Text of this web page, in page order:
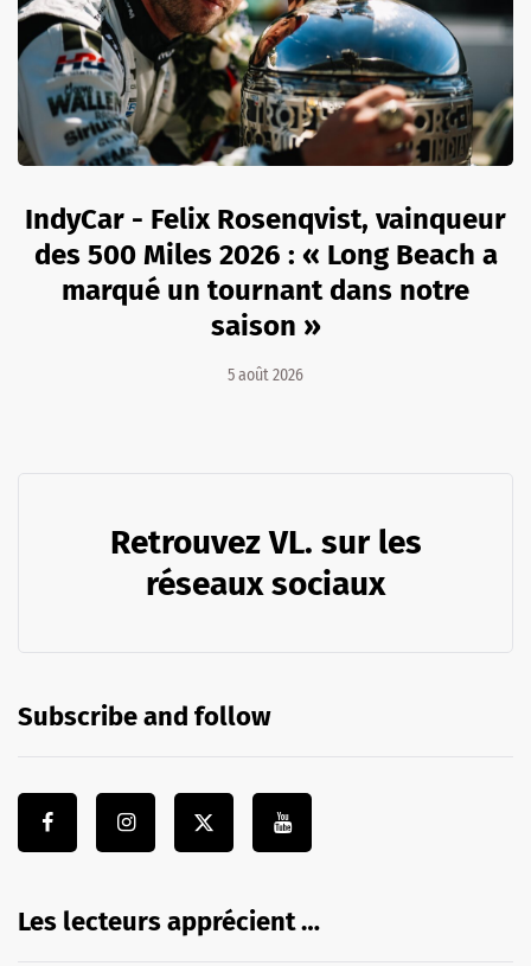
IndyCar - Felix Rosenqvist, vainqueur
des 500 Miles 2026 : « Long Beach a
marqué un tournant dans notre
saison »
5 août 2026
Retrouvez VL. sur les
réseaux sociaux
Subscribe and follow
Les lecteurs apprécient …